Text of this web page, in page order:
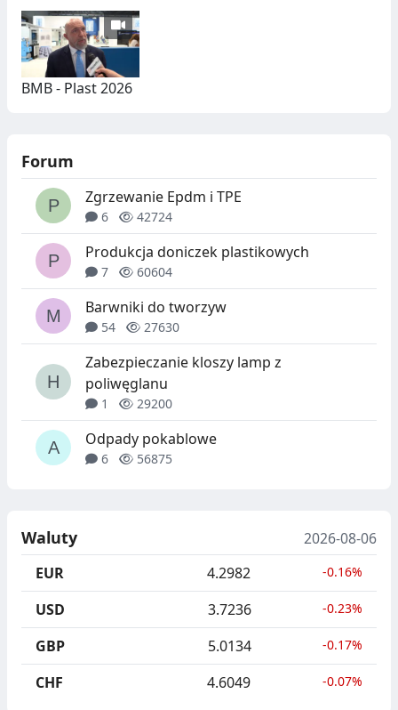
BMB - Plast 2026
Forum
Zgrzewanie Epdm i TPE
6 42724
Produkcja doniczek plastikowych
7 60604
Barwniki do tworzyw
54 27630
Zabezpieczanie kloszy lamp z
poliwęglanu
1 29200
Odpady pokablowe
6 56875
Waluty
2026-08-06
EUR
4.2982 -0.16%
USD 3.7236 -0.23%
GBP 5.0134 -0.17%
CHF 4.6049 -0.07%